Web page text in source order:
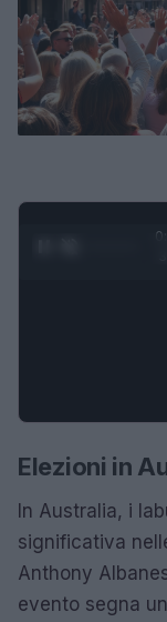
Elezioni in
In Australia, i
significativa
Anthony
evento segna